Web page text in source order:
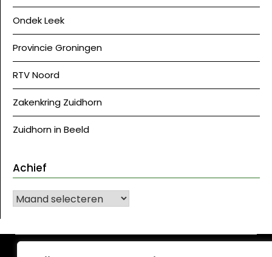
Ondek Leek
Provincie Groningen
RTV Noord
Zakenkring Zuidhorn
Zuidhorn in Beeld
Achief
Achief